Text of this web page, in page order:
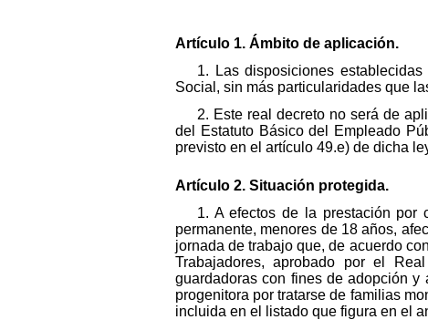
Artículo 1. Ámbito de aplicación.
1. Las disposiciones
Social, sin más particularidades que
2. Este real decreto no será de
del Estatuto Básico del Empleado
previsto en el artículo 49.e) de dicha
Artículo 2. Situación protegida.
1. A efectos de la prestación por
permanente, menores de 18 años,
jornada de trabajo que, de acuerdo
Trabajadores, aprobado por el
guardadoras con fines de adopción y
progenitora por tratarse de familias
incluida en el listado que figura en el